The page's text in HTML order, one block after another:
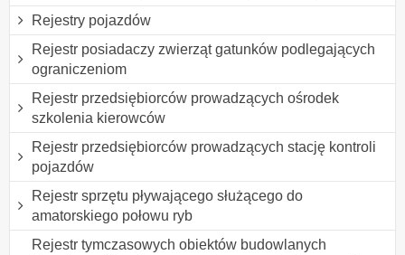
Rejestry pojazdów
Rejestr posiadaczy zwierząt gatunków podlegających
ograniczeniom
Rejestr przedsiębiorców prowadzących ośrodek
szkolenia kierowców
Rejestr przedsiębiorców prowadzących stację kontroli
pojazdów
Rejestr sprzętu pływającego służącego do
amatorskiego połowu ryb
Rejestr tymczasowych obiektów budowlanych